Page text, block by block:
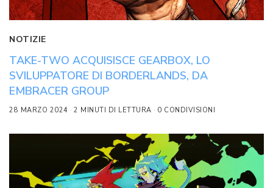
NOTIZIE
TAKE-TWO ACQUISISCE GEARBOX, LO
SVILUPPATORE DI BORDERLANDS, DA
EMBRACER GROUP
28 MARZO 2024 2 MINUTI DI LETTURA 0 CONDIVISIONI